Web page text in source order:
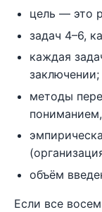
цель — это
задач 4–6,
каждая
заключении;
методы
объём
Если все